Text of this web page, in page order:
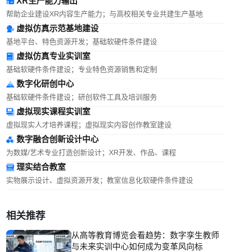
帮助企业建设XR内容生产能力；与高校相关专业共建生产基地
虚拟仿真示范基地建设
基地平台、特色资源开发；基础软硬件条件建设
虚拟仿真专业实训室
基础软硬件条件建设；专业特色资源销售和定制
数字化研创中心
基础软硬件条件建设；研创软件工具及培训服务
虚拟现实课程实训室
虚拟现实人才培养课程；虚拟现实内容创作教室建设
数字融合创新设计中心
为数媒/艺术专业打造创新设计；XR开发、作品、课程
理实结合教室
实物展示设计、虚拟资源开发；教室信息化软硬件条件建设
相关推荐
从高等教育博览会看趋势：数字孪生教师
与未来实训中心如何成为变革风向标